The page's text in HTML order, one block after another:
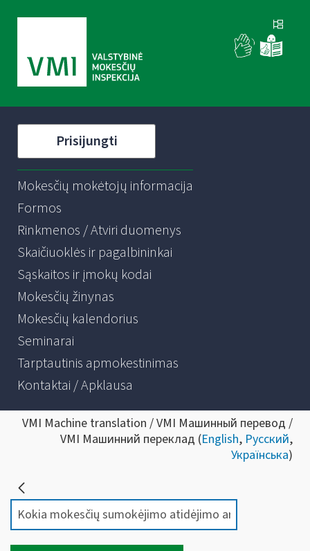
Prisijungti
Mokesčių mokėtojų informacija
Formos
Rinkmenos / Atviri duomenys
Skaičiuoklės ir pagalbininkai
Sąskaitos ir įmokų kodai
Mokesčių žinynas
Mokesčių kalendorius
Seminarai
Tarptautinis apmokestinimas
Kontaktai / Apklausa
VMI Machine translation / VMI Машинный перевод /
VMI Машинний переклад (English, Русский,
Українська)